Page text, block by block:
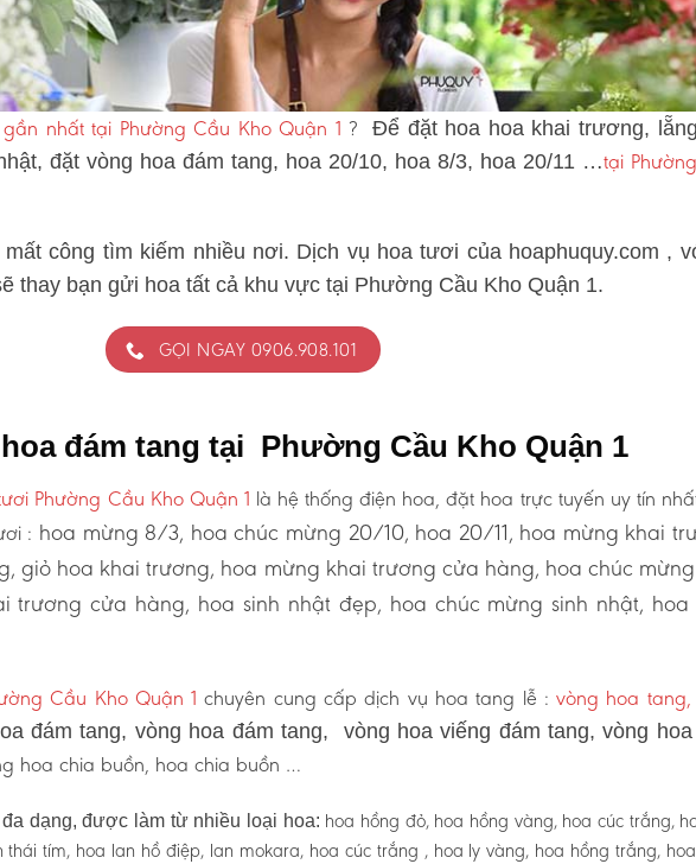
nhất tại Phường Cầu Kho Quận 1 ? Để đặt hoa hoa khai trương,
đặt vòng hoa đám tang, hoa 20/10, hoa 8/3, hoa 20/11 …tại
công tìm kiếm nhiều nơi. Dịch vụ hoa tươi của hoaphuquy.com ,
thay bạn gửi hoa tất cả khu vực tại Phường Cầu Kho Quận 1.
GỌI NGAY 0906.908.101
đám tang tại Phường Cầu Kho Quận 1
Phường Cầu Kho Quận 1 là hệ thống điện hoa, đặt hoa trực tuyến uy tín
: hoa mừng 8/3, hoa chúc mừng 20/10, hoa 20/11, hoa mừng khai
giỏ hoa khai trương, hoa mừng khai trương cửa hàng, hoa chúc
trương cửa hàng, hoa sinh nhật đẹp, hoa chúc mừng sinh nhật, hoa
Cầu Kho Quận 1 chuyên cung cấp dịch vụ hoa tang lễ :vòng hoa tang,
đám tang, vòng hoa đám tang, vòng hoa viếng đám tang, vòng hoa
hoa chia buồn, hoa chia buồn …
dạng, được làm từ nhiều loại hoa: hoa hồng đỏ, hoa hồng vàng, hoa cúc trắng,
tím, hoa lan hồ điệp, lan mokara, hoa cúc trắng , hoa ly vàng, hoa hồng trắng,